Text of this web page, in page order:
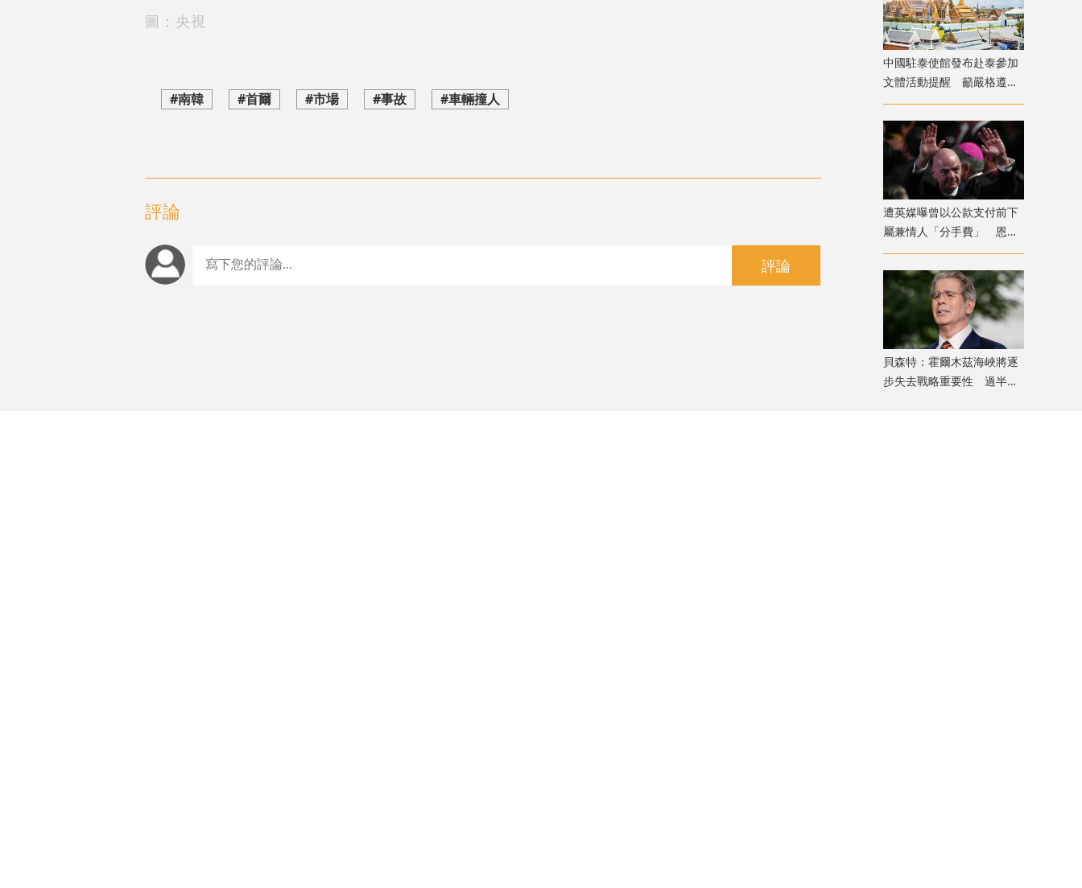
圖：央視
#南韓 #首爾 #市場 #事故 #車輛撞人
評論
評論
中國駐泰使館發布赴泰參加
文體活動提醒 籲嚴格遵守
法律法規及信仰風俗
遭英媒曝曾以公款支付前下
屬兼情人「分手費」 恩芬
天奴否認指控
貝森特：霍爾木茲海峽將逐
步失去戰略重要性 過半能